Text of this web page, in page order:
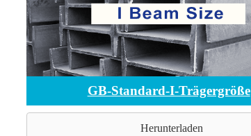
GB-Standard-I-Trägergröße
Herunterladen